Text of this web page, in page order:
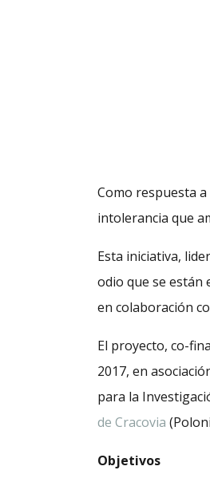
Como respuesta
intolerancia que
Esta iniciativa,
odio que se están
en colaboración
El proyecto, co-
2017, en
para la
de Cracovia
Objetivos